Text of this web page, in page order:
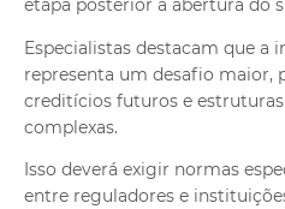
etapa posterior à abertura do
Especialistas destacam que a
representa um desafio maior,
creditícios futuros e
complexas.
Isso deverá exigir normas
entre reguladores e